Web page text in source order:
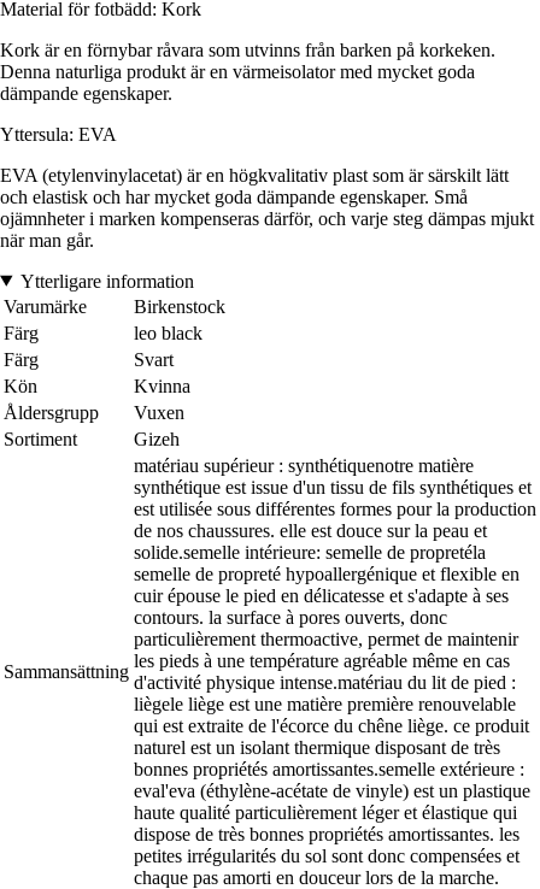
Material för fotbädd: Kork
Kork är en förnybar råvara som utvinns från barken på korkeken.
Denna naturliga produkt är en värmeisolator med mycket goda
dämpande egenskaper.
Yttersula: EVA
EVA (etylenvinylacetat) är en högkvalitativ plast som är särskilt lätt
och elastisk och har mycket goda dämpande egenskaper. Små
ojämnheter i marken kompenseras därför, och varje steg dämpas mjukt
när man går.
Ytterligare information
Varumärke
Birkenstock
Färg
leo black
Färg
Svart
Kön
Kvinna
Åldersgrupp
Vuxen
Sortiment
Gizeh
Sammansättning
matériau supérieur : synthétiquenotre matière
synthétique est issue d'un tissu de fils synthétiques et
est utilisée sous différentes formes pour la production
de nos chaussures. elle est douce sur la peau et
solide.semelle intérieure: semelle de propretéla
semelle de propreté hypoallergénique et flexible en
cuir épouse le pied en délicatesse et s'adapte à ses
contours. la surface à pores ouverts, donc
particulièrement thermoactive, permet de maintenir
les pieds à une température agréable même en cas
d'activité physique intense.matériau du lit de pied :
liègele liège est une matière première renouvelable
qui est extraite de l'écorce du chêne liège. ce produit
naturel est un isolant thermique disposant de très
bonnes propriétés amortissantes.semelle extérieure :
eval'eva (éthylène-acétate de vinyle) est un plastique
haute qualité particulièrement léger et élastique qui
dispose de très bonnes propriétés amortissantes. les
petites irrégularités du sol sont donc compensées et
chaque pas amorti en douceur lors de la marche.